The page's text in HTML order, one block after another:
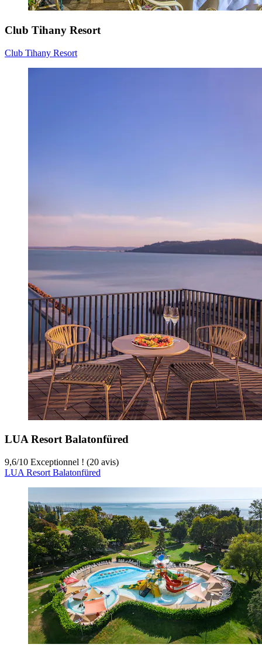
Club Tihany Resort
Club Tihany Resort
LUA Resort Balatonfüred
9,6/10 Exceptionnel ! (20 avis)
LUA Resort Balatonfüred